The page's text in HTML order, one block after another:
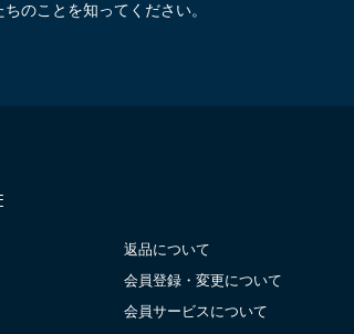
ちのことを知ってください。
返品について
会員登録・変更について
会員サービスについて